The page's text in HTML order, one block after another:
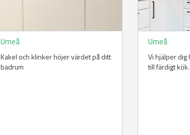
Umeå
Kakel och klinker höjer värdet på ditt
badrum
Umeå
Vi hjälper dig
till färdigt kök.